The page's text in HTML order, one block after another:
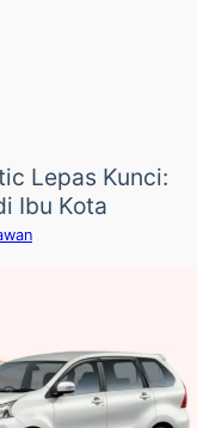
Lepas Kunci:
Ibu Kota